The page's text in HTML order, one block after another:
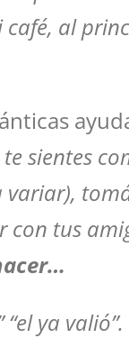
al
sientes
tus
ya valió”.